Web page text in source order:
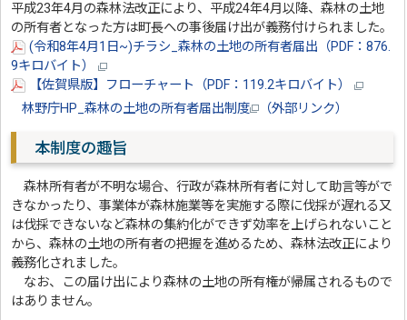
平成23年4月の森林法改正により、平成24年4月以降、森林の土地
の所有者となった方は町長への事後届け出が義務付けられました。
(令和8年4月1日~)チラシ_森林の土地の所有者届出（PDF：876.
9キロバイト）
【佐賀県版】フローチャート（PDF：119.2キロバイト）
林野庁HP_森林の土地の所有者届出制度
（外部リンク）
本制度の趣旨
森林所有者が不明な場合、行政が森林所有者に対して助言等がで
きなかったり、事業体が森林施業等を実施する際に伐採が遅れる又
は伐採できないなど森林の集約化ができず効率を上げられないこと
から、森林の土地の所有者の把握を進めるため、森林法改正により
義務化されました。
なお、この届け出により森林の土地の所有権が帰属されるもので
はありません。